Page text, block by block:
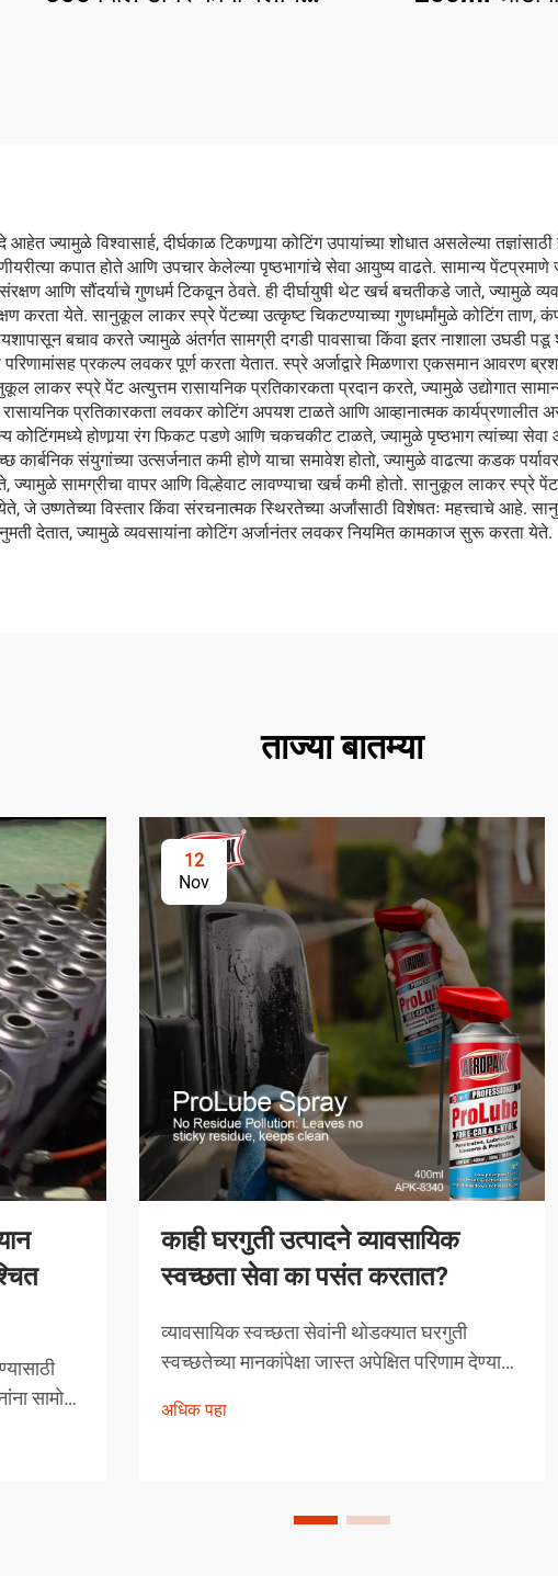
विश्वासार्ह, दीर्घकाळ टिकणार्‍या कोटिंग उपायांच्या शोधात असलेल्या
कपात होते आणि उपचार केलेल्या पृष्ठभागांचे सेवा आयुष्य वाढते. सामान्य पेंटप्रमाणे
आणि सौंदर्याचे गुणधर्म टिकवून ठेवते. ही दीर्घायुषी थेट खर्च बचतीकडे जाते, ज्यामुळे
करता येते. सानुकूल लाकर स्प्रे पेंटच्या उत्कृष्ट चिकटण्याच्या गुणधर्मांमुळे कोटिंग ताण,
बचाव करते ज्यामुळे अंतर्गत सामग्री दगडी पावसाचा किंवा इतर नाशाला उघडी
परिणामांसह प्रकल्प लवकर पूर्ण करता येतात. स्प्रे अर्जाद्वारे मिळणारा एकसमान आवरण
लाकर स्प्रे पेंट अत्युत्तम रासायनिक प्रतिकारकता प्रदान करते, ज्यामुळे उद्योगात
रासायनिक प्रतिकारकता लवकर कोटिंग अपयश टाळते आणि आव्हानात्मक
कोटिंगमध्ये होणार्‍या रंग फिकट पडणे आणि चकचकीट टाळते, ज्यामुळे पृष्ठभाग त्यांच्या सेवा
संयुगांच्या उत्सर्जनात कमी होणे याचा समावेश होतो, ज्यामुळे वाढत्या कडक
ज्यामुळे सामग्रीचा वापर आणि विल्हेवाट लावण्याचा खर्च कमी होतो. सानुकूल लाकर
येते, जे उष्णतेच्या विस्तार किंवा संरचनात्मक स्थिरतेच्या अर्जांसाठी विशेषतः महत्त्वाचे
देतात, ज्यामुळे व्यवसायांना कोटिंग अर्जानंतर लवकर नियमित कामकाज सुरू करता येते.
ताज्या बातम्या
सामोरे
12
Nov
काही घरगुती उत्पादने व्यावसायिक
स्वच्छता सेवा का पसंत करतात?
व्यावसायिक स्वच्छता सेवांनी थोडक्यात घरगुती
स्वच्छतेच्या मानकांपेक्षा जास्त अपेक्षित परिणाम देण्यावर
उत्पादने अनियंत्रित निवड नसून, त्यांची प्रभावीता
अधिक पहा